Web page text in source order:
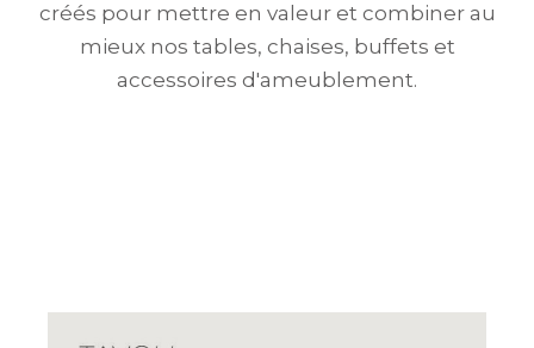
créés pour mettre en valeur et combiner au
mieux nos tables, chaises, buffets et
accessoires d'ameublement.